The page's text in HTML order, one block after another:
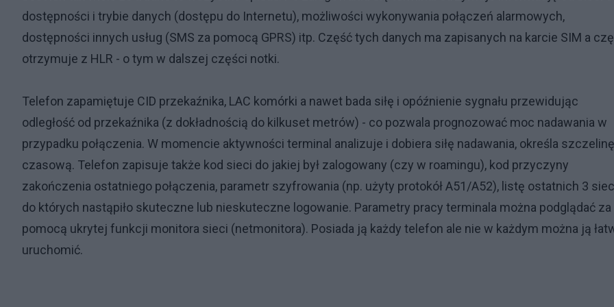
dostępności i trybie danych (dostępu do Internetu), możliwości wykonywania połączeń alarmowych,
dostępności innych usług (SMS za pomocą GPRS) itp. Część tych danych ma zapisanych na karcie SIM a
otrzymuje z HLR - o tym w dalszej części notki.
Telefon zapamiętuje CID przekaźnika, LAC komórki a nawet bada siłę i opóźnienie sygnału przewidując
odległość od przekaźnika (z dokładnością do kilkuset metrów) - co pozwala prognozować moc nadawania w
przypadku połączenia. W momencie aktywności terminal analizuje i dobiera siłę nadawania, określa szczelinę
czasową. Telefon zapisuje także kod sieci do jakiej był zalogowany (czy w roamingu), kod przyczyny
zakończenia ostatniego połączenia, parametr szyfrowania (np. użyty protokół A51/A52), listę ostatnich 3
do których nastąpiło skuteczne lub nieskuteczne logowanie. Parametry pracy terminala można podglądać za
pomocą ukrytej funkcji monitora sieci (netmonitora). Posiada ją każdy telefon ale nie w każdym można ją
uruchomić.